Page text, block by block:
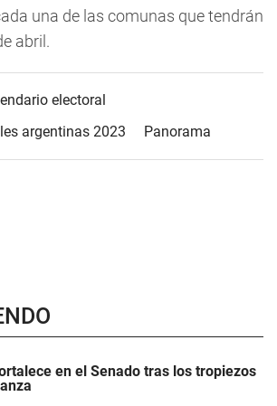
una de las comunas que tendrán
abril.
electoral
argentinas 2023
Panorama
en el Senado tras los tropiezos